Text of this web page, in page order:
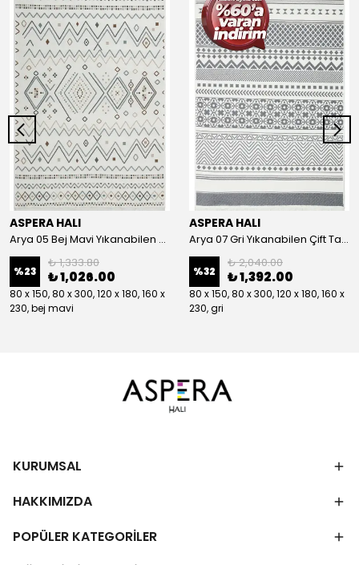
ASPERA HALI
Arya 05 Bej Mavi Yıkanabilen Çift Taraflı Kilim
%23
₺ 1,333.80
₺ 1,026.00
80 x 150, 80 x 300, 120 x 180, 160 x
230, bej mavi
ASPERA HALI
Arya 07 Gri Yıkanabilen Çift Taraflı Kilim
%32
₺ 2,040.00
₺ 1,392.00
80 x 150, 80 x 300, 120 x 180, 160 x
230, gri
KURUMSAL
HAKKIMIZDA
POPÜLER KATEGORİLER